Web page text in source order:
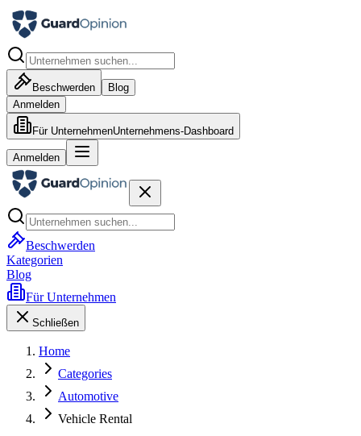
Beschwerden
Blog
Anmelden
Für UnternehmenUnternehmens-Dashboard
Anmelden
Beschwerden
Kategorien
Blog
Für Unternehmen
Schließen
Home
Categories
Automotive
Vehicle Rental